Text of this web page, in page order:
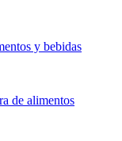
y bebidas
de alimentos